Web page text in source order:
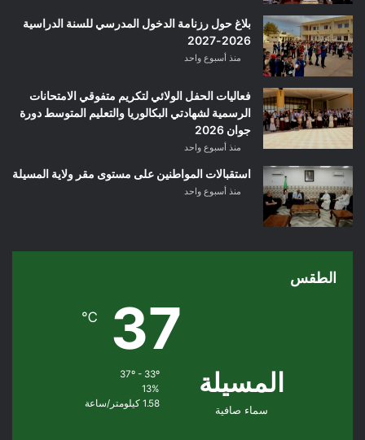
بلاغ حول رزنامة الدخول المدرسي للسنة الدراسية
2026-2027
منذ أسبوع واحد
فعاليات الحفل الولائي لتكريم متفوقي الامتحانات
الرسمية لشهادتي البكالوريا والتعليم المتوسط دورة
جوان 2026
منذ أسبوع واحد
استقبالات المواطنين على مستوى مقر ولاية المسيلة
منذ أسبوع واحد
الطقس
المسيلة
سماء صافية
37
℃
37º - 33º
13%
1.58 كيلومتر/ساعة